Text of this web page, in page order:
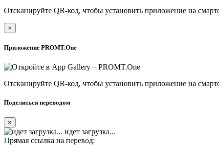
Отсканируйте QR-код, чтобы установить приложение на
×
Приложение PROMT.One
Отсканируйте QR-код, чтобы установить приложение на
Поделиться переводом
×
идет загрузка...
Прямая ссылка на перевод: